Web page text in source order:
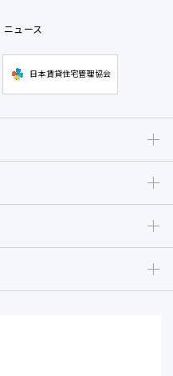
ニュース
日本賃貸住宅管理協会